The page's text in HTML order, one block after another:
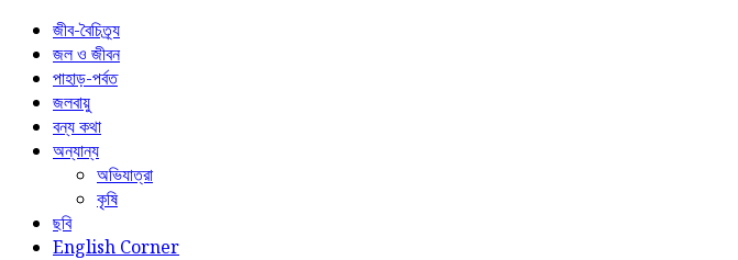
জীব-বৈচিত্র্য
জল ও জীবন
পাহাড়-পর্বত
জলবায়ু
বন্য কথা
অন্যান্য
অভিযাত্রা
কৃষি
ছবি
English Corner